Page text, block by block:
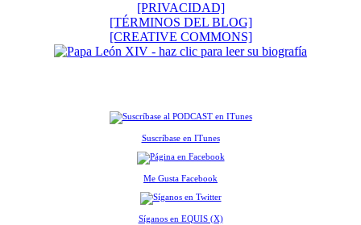
[PRIVACIDAD]
[TÉRMINOS DEL BLOG]
[CREATIVE COMMONS]
Suscríbase en ITunes
Me Gusta Facebook
Síganos en EQUIS (X)